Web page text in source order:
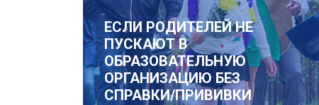
ЕСЛИ РОДИТЕЛЕЙ НЕ
ПУСКАЮТ В
ОБРАЗОВАТЕЛЬНУЮ
ОРГАНИЗАЦИЮ БЕЗ
СПРАВКИ/ПРИВИВКИ